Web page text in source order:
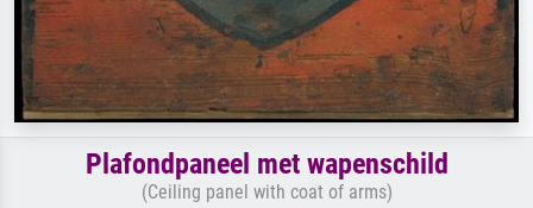
Plafondpaneel met wapenschild
(Ceiling panel with coat of arms)